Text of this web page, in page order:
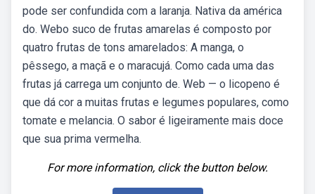
pode ser confundida com a laranja. Nativa da américa
do. Webo suco de frutas amarelas é composto por
quatro frutas de tons amarelados: A manga, o
pêssego, a maçã e o maracujá. Como cada uma das
frutas já carrega um conjunto de. Web — o licopeno é
que dá cor a muitas frutas e legumes populares, como
tomate e melancia. O sabor é ligeiramente mais doce
que sua prima vermelha.
For more information, click the button below.